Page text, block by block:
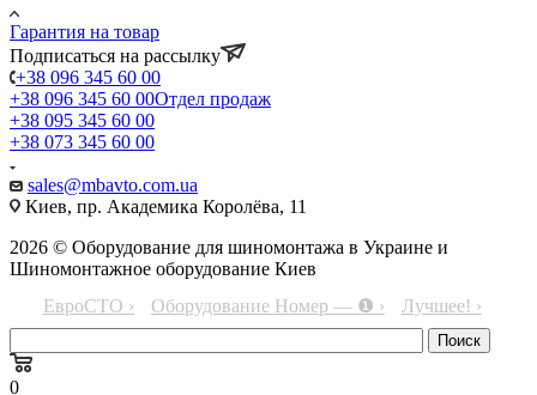
Гарантия на товар
Подписаться на рассылку
+38 096 345 60 00
+38 096 345 60 00Отдел продаж
+38 095 345 60 00
+38 073 345 60 00
sales@mbavto.com.ua
Киев, пр. Академика Королёва, 11
2026 © Оборудование для шиномонтажа в Украине и
Шиномонтажное оборудование Киев
ЕвроСТО ›
Оборудование Номер — ❶ › Лучшее! ›
0